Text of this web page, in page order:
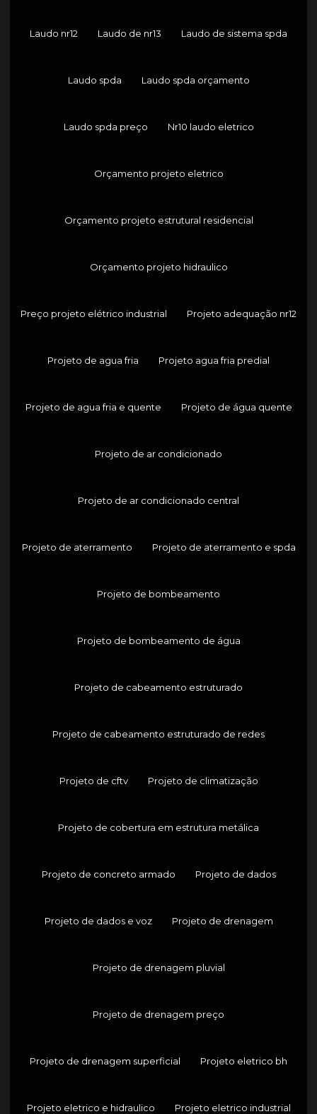
Laudo nr12 Laudo de nr13 Laudo de sistema spda
Laudo spda Laudo spda orçamento
Laudo spda preço Nr10 laudo eletrico
Orçamento projeto eletrico
Orçamento projeto estrutural residencial
Orçamento projeto hidraulico
Preço projeto elétrico industrial Projeto adequação nr12
Projeto de agua fria Projeto agua fria predial
Projeto de agua fria e quente Projeto de água quente
Projeto de ar condicionado
Projeto de ar condicionado central
Projeto de aterramento Projeto de aterramento e spda
Projeto de bombeamento
Projeto de bombeamento de água
Projeto de cabeamento estruturado
Projeto de cabeamento estruturado de redes
Projeto de cftv Projeto de climatização
Projeto de cobertura em estrutura metálica
Projeto de concreto armado Projeto de dados
Projeto de dados e voz Projeto de drenagem
Projeto de drenagem pluvial
Projeto de drenagem preço
Projeto de drenagem superficial Projeto eletrico bh
Projeto eletrico e hidraulico Projeto eletrico industrial